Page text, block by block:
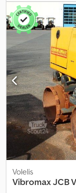
Volelis
VibromaxJCB